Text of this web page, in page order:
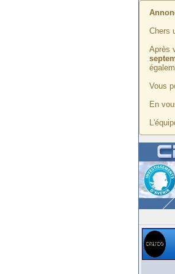
Chers
Après
Vous
En